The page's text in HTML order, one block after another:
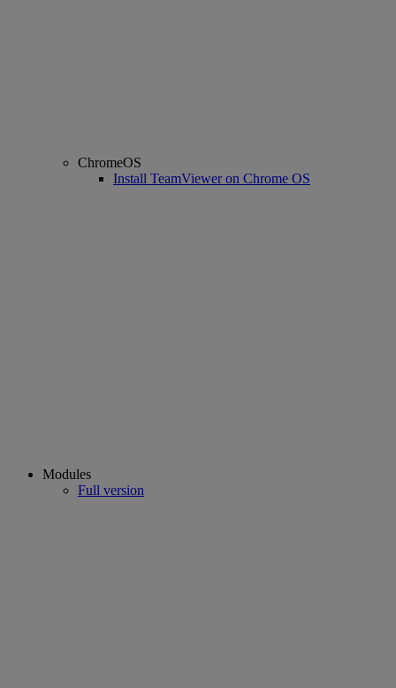
ChromeOS
Install TeamViewer on Chrome OS
Modules
Full version